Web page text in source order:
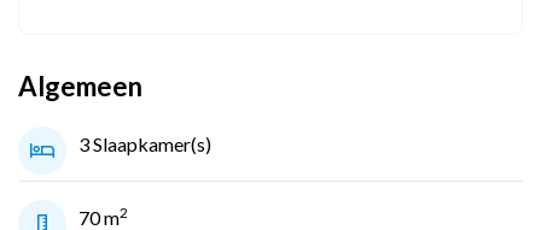
Algemeen
3 Slaapkamer(s)
70 m2